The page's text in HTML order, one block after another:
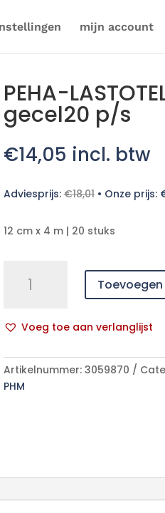
mijn account
PEHA-
gecel20 p/s
€14,05 incl. btw
Adviesprijs:€18,01• Onze prijs:
12 cm x 4 m | 20 stuks
LASTOTEL
gecel20
aantal
Voeg toe aan verlanglijst
l
t
e
i
Artikelnummer: 3059870
PHM